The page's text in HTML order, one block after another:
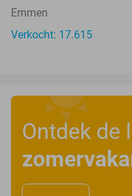
Emmen
Verkocht: 17.615
Ontdek de